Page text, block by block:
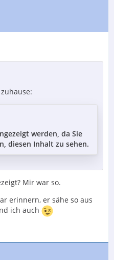
werden, da Sie
diesen Inhalt zu sehen.
Mir war so.
erinnern, er sähe so aus
ich auch